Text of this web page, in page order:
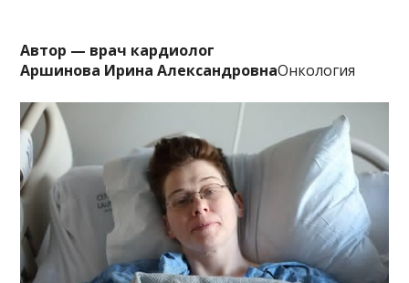
Автор — врач кардиолог
Аршинова Ирина АлександровнаОнкология